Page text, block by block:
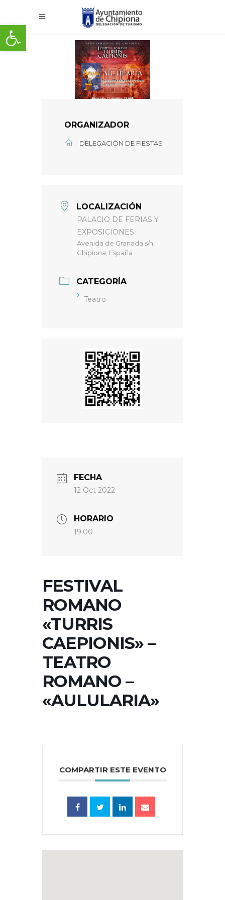
Abrir barra de herramientas
ORGANIZADOR
DELEGACIÓN DE FIESTAS
LOCALIZACIÓN
PALACIO DE FERIAS Y
EXPOSICIONES
Avenida de Granada s/n,
Chipiona, España
CATEGORÍA
Teatro
FECHA
12 Oct 2022
HORARIO
19:00
FESTIVAL
ROMANO
«TURRIS
CAEPIONIS» –
TEATRO
ROMANO –
«AULULARIA»
COMPARTIR ESTE EVENTO